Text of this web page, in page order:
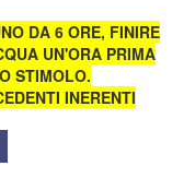
DA 6 ORE, FINIRE
UN'ORA PRIMA
STIMOLO.
INERENTI